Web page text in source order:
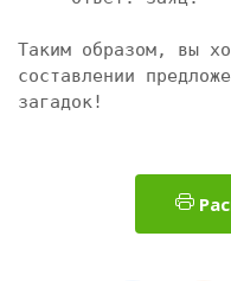
Таким образом, вы
составлении
загадок!